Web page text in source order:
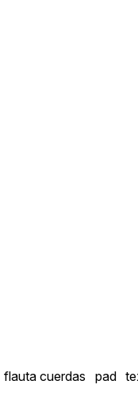
flauta cuerdas pad